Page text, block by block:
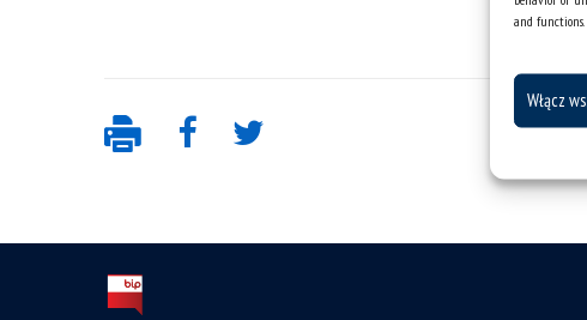
and functions.
Włącz